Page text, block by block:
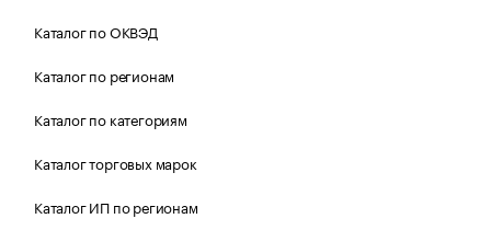
Каталог по ОКВЭД
Каталог по регионам
Каталог по категориям
Каталог торговых марок
Каталог ИП по регионам